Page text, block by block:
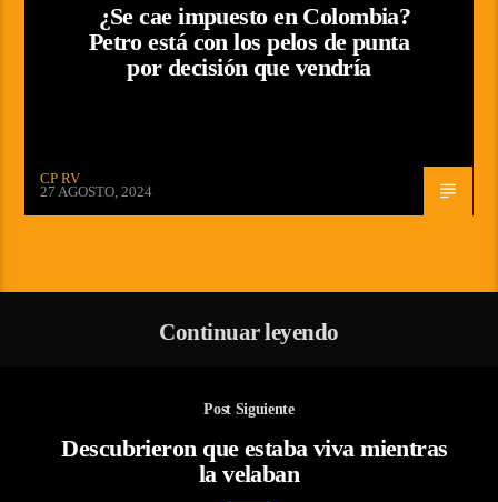
¿Se cae impuesto en Colombia?
Petro está con los pelos de punta
por decisión que vendría
CP RV
27 AGOSTO, 2024
Continuar leyendo
Post Siguiente
Descubrieron que estaba viva mientras
la velaban